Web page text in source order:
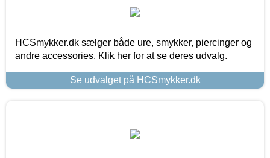
HCSmykker.dk sælger både ure, smykker, piercinger og
andre accessories. Klik her for at se deres udvalg.
Se udvalget på HCSmykker.dk